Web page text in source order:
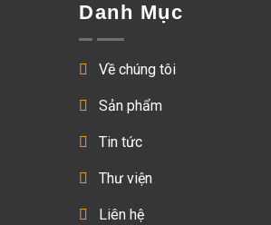
Danh Mục
Về chúng tôi
Sản phẩm
Tin tức
Thư viện
Liên hệ